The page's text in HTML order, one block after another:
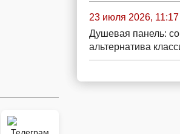
23 июля 2026, 11:17
Душевая панель:
альтернатива